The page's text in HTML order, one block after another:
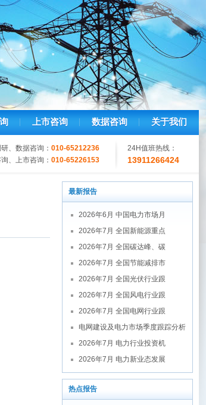
上市咨询 数据咨询 关于我们
24H值班热线：
13911266424
、数据咨询： 010-65212236
、上市咨询： 010-65226153
最新报告
2026年6月 中国电力市场月
2026年7月 全国新能源重点
2026年7月 全国碳达峰、碳
2026年7月 全国节能减排市
2026年7月 全国光伏行业跟
2026年7月 全国风电行业跟
2026年7月 全国电网行业跟
电网建设及电力市场季度跟踪分析
2026年7月 电力行业投资机
2026年7月 电力新业态发展
热点报告